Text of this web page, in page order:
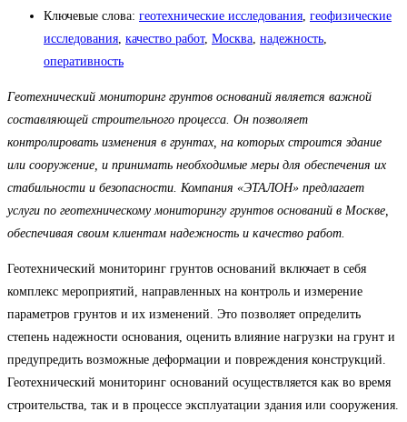
Ключевые слова: геотехнические исследования, геофизические
исследования, качество работ, Москва, надежность,
оперативность
Геотехнический мониторинг грунтов оснований является важной
составляющей строительного процесса. Он позволяет
контролировать изменения в грунтах, на которых строится здание
или сооружение, и принимать необходимые меры для обеспечения их
стабильности и безопасности. Компания «ЭТАЛОН» предлагает
услуги по геотехническому мониторингу грунтов оснований в Москве,
обеспечивая своим клиентам надежность и качество работ.
Геотехнический мониторинг грунтов оснований включает в себя
комплекс мероприятий, направленных на контроль и измерение
параметров грунтов и их изменений. Это позволяет определить
степень надежности основания, оценить влияние нагрузки на грунт и
предупредить возможные деформации и повреждения конструкций.
Геотехнический мониторинг оснований осуществляется как во время
строительства, так и в процессе эксплуатации здания или сооружения.